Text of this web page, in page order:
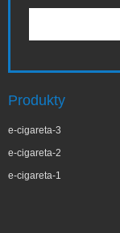
Produkty
e-cigareta-3
e-cigareta-2
e-cigareta-1